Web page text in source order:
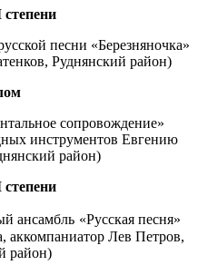
степени
песни «Березняночка»
Руднянский район)
сопровождение»
инструментов Евгению
район)
степени
ансамбль «Русская песня»
аккомпаниатор Лев Петров,
район)